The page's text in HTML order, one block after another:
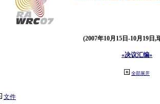
(2007年10月15日-10月19日,
«决议汇编»
全部展开
文件